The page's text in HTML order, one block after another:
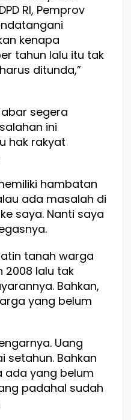
s
RI, Pemprov
kenapa
tahun lalu itu tak
ditunda,”
segera
ini
hak rakyat
hambatan
ada masalah di
saya. Nanti saya
tanah warga
2008 lalu tak
Bahkan,
yang belum
Uang
setahun. Bahkan
ada yang belum
padahal sudah